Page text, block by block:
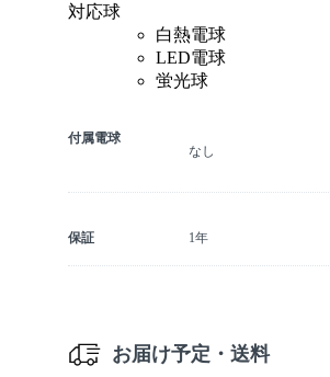
対応球
白熱電球
LED電球
蛍光球
付属電球
なし
保証 1年
お届け予定・送料